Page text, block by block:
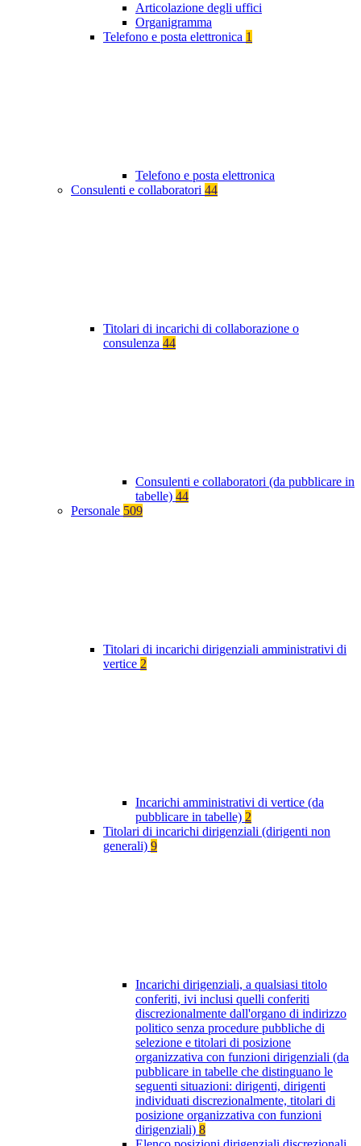
Articolazione degli uffici
Organigramma
Telefono e posta elettronica 1
Telefono e posta elettronica
Consulenti e collaboratori 44
Titolari di incarichi di collaborazione o
consulenza 44
Consulenti e collaboratori (da pubblicare in
tabelle) 44
Personale 509
Titolari di incarichi dirigenziali amministrativi di
vertice 2
Incarichi amministrativi di vertice (da
pubblicare in tabelle) 2
Titolari di incarichi dirigenziali (dirigenti non
generali) 9
Incarichi dirigenziali, a qualsiasi titolo
conferiti, ivi inclusi quelli conferiti
discrezionalmente dall'organo di indirizzo
politico senza procedure pubbliche di
selezione e titolari di posizione
organizzativa con funzioni dirigenziali (da
pubblicare in tabelle che distinguano le
seguenti situazioni: dirigenti, dirigenti
individuati discrezionalmente, titolari di
posizione organizzativa con funzioni
dirigenziali) 8